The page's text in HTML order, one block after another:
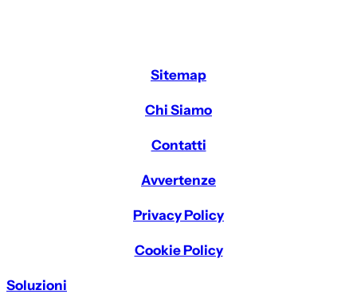
Sitemap
Chi Siamo
Contatti
Avvertenze
Privacy Policy
Cookie Policy
Soluzioni